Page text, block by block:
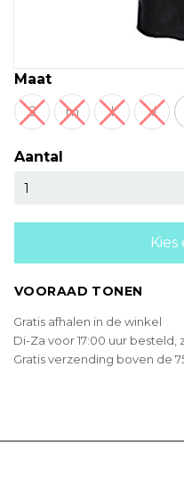
Maat
S m l xl
Aantal
VOORAAD TONEN
Gratis afhalen in de winkel
Di-Za voor 17:00 uur besteld,
Gratis verzending boven de